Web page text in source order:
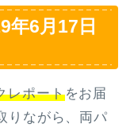
年6月17日
レポートをお届
りながら、両パ